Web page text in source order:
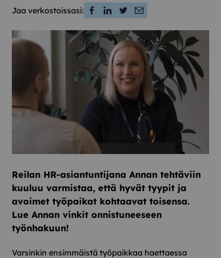
Jaa verkostoissasi:
Reilan HR-asiantuntijana Annan tehtäviin
kuuluu varmistaa, että hyvät tyypit ja
avoimet työpaikat kohtaavat toisensa.
Lue Annan vinkit onnistuneeseen
työnhakuun!
Varsinkin ensimmäistä työpaikkaa haettaessa